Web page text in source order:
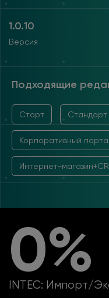
1.0.10
Версия
Подходящие
Старт Стандарт
Корпоративный
Интернет-
0%
INTEC: Импорт/